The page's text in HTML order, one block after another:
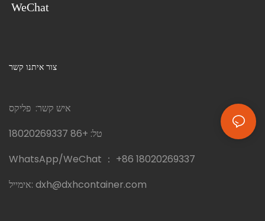
WeChat
צור איתנו קשר
איש קשר: פליקס
טל: +86 18020269337
WhatsApp/WeChat ： +86 18020269337
אימייל: dxh@dxhcontainer.com